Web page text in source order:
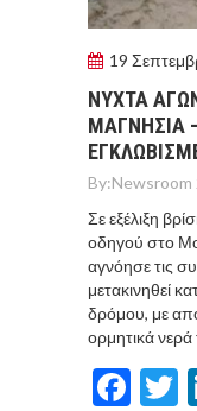
19
ΝYΧΤΑ
ΜΑΓΝΗΣIΑ
By:Newsroom
Σε εξέλιξη
οδηγού στο
αγνόησε τις
μετακινηθεί
δρόμου, με
ορμητικά